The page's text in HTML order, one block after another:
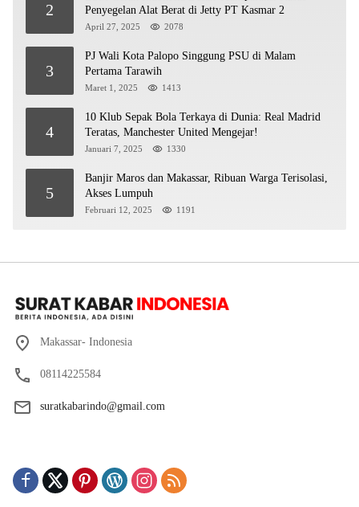
2
Penyegelan Alat Berat di Jetty PT Kasmar 2
April 27, 2025 2078
3
PJ Wali Kota Palopo Singgung PSU di Malam
Pertama Tarawih
Maret 1, 2025 1413
4
10 Klub Sepak Bola Terkaya di Dunia: Real Madrid
Teratas, Manchester United Mengejar!
Januari 7, 2025 1330
5
Banjir Maros dan Makassar, Ribuan Warga Terisolasi,
Akses Lumpuh
Februari 12, 2025 1191
Makassar- Indonesia
08114225584
suratkabarindo@gmail.com